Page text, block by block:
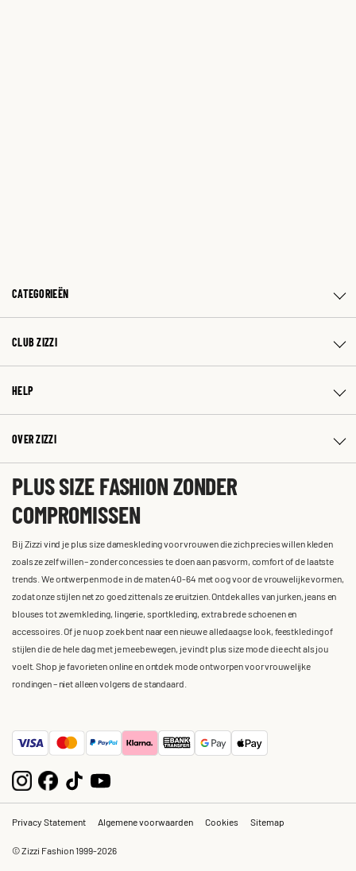
CATEGORIEËN
CLUB ZIZZI
HELP
OVER ZIZZI
PLUS SIZE FASHION ZONDER
COMPROMISSEN
Bij Zizzi vind je plus size dameskleding voor vrouwen die zich precies willen kleden
zoals ze zelf willen – zonder concessies te doen aan pasvorm, comfort of de laatste
trends. We ontwerpen mode in de maten 40-64 met oog voor de vrouwelijke vormen,
zodat onze stijlen net zo goed zitten als ze eruitzien. Ontdek alles van jurken, jeans en
blouses tot zwemkleding, lingerie, sportkleding, extra brede schoenen en
accessoires. Of je nu op zoek bent naar een nieuwe alledaagse look, feestkleding of
stijlen die de hele dag met je meebewegen, je vindt plus size mode die echt als jou
voelt. Shop je favorieten online en ontdek mode ontworpen voor vrouwelijke
rondingen – niet alleen volgens de standaard.
Privacy Statement Algemene voorwaarden Cookies Sitemap
© Zizzi Fashion 1999-2026